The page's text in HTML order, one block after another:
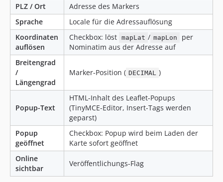
PLZ / Ort
Adresse des Markers
Sprache
Locale für die Adressauflösung
Koordinaten
auflösen
Checkbox: löst mapLat / mapLon
per
Nominatim aus der Adresse auf
Breitengrad
/
Längengrad
Marker-Position ( DECIMAL )
Popup-Text
HTML-Inhalt des Leaflet-Popups
(TinyMCE-Editor, Insert-Tags werden
geparst)
Popup
geöffnet
Checkbox: Popup wird beim Laden der
Karte sofort geöffnet
Online
sichtbar
Veröffentlichungs-Flag